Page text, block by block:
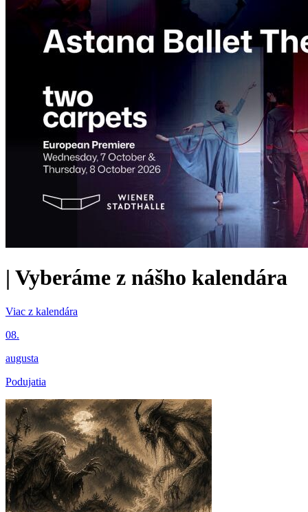
| Vyberáme z nášho kalendára
Viac z kalendára
08.
augusta
Podujatia